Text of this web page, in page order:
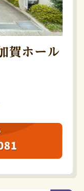
賀ホール